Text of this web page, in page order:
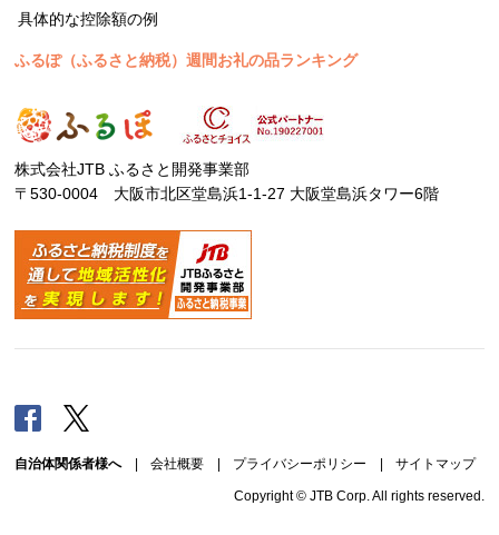
具体的な控除額の例
ふるぽ（ふるさと納税）週間お礼の品ランキング
株式会社JTB ふるさと開発事業部
〒530-0004 大阪市北区堂島浜1-1-27 大阪堂島浜タワー6階
Facebook
自治体関係者様へ| 会社概要 プライバシーポリシー サイトマップ
Copyright © JTB Corp. All rights reserved.